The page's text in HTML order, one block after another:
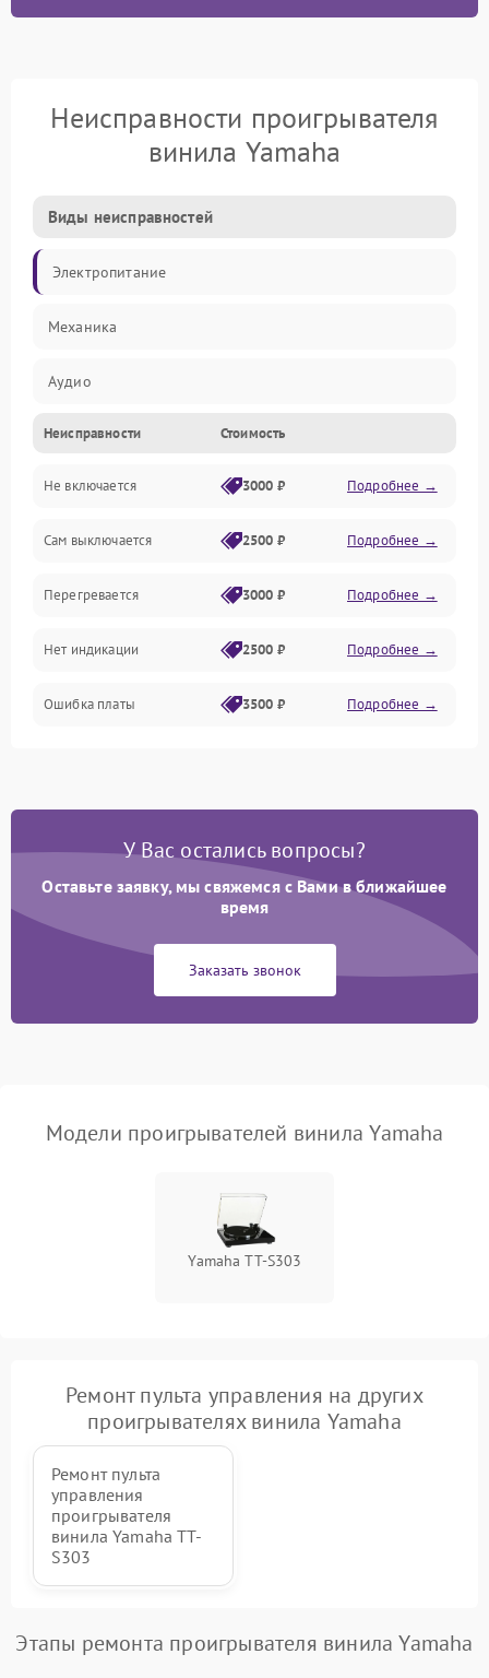
Неисправности проигрывателя
винила Yamaha
Виды неисправностей
Электропитание
Механика
Аудио
Неисправности Стоимость
Не включается 3000 ₽ Подробнее →
Сам выключается 2500 ₽ Подробнее →
Перегревается 3000 ₽ Подробнее →
Нет индикации 2500 ₽ Подробнее →
Ошибка платы 3500 ₽ Подробнее →
У Вас остались вопросы?
Оставьте заявку, мы свяжемся с Вами в ближайшее
время
Заказать звонок
Модели проигрывателей винила Yamaha
Yamaha TT-S303
Ремонт пульта управления на других
проигрывателях винила Yamaha
Ремонт пульта
управления
проигрывателя
винила Yamaha TT-
S303
Этапы ремонта проигрывателя винила Yamaha